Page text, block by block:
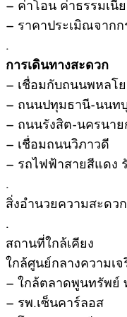
– ค่าโอน ค่าธรรมเนี
– ราคาประเมิณจาก
.
การเดินทางสะดวก
– เชื่อมกับถนนพหลโ
– ถนนปทุมธานี-นนท
– ถนนรังสิต-นครนาย
– เชื่อมถนนวิภาวดี
– รถไฟฟ้าสายสีแดง
.
สิ่งอำนวยความสะดว
.
สถานที่ใกล้เคียง
ใกล้ศูนย์กลางความเ
– ใกล้ตลาดพูนทรัพย์
– รพ.เซ็นคาร์ลอส